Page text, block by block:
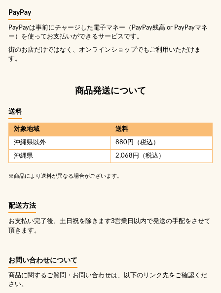
PayPay
PayPayは事前にチャージした電子マネー（PayPay残高 or PayPayマネ
ー）を使ってお支払いができるサービスです。
街のお店だけではなく、オンラインショップでもご利用いただけま
す。
商品発送について
送料
対象地域 送料
沖縄県以外 880円（税込）
沖縄県 2,068円（税込）
※商品により送料が異なる場合がございます。
配送方法
お支払い完了後、土日祝を除きます3営業日以内で発送の手配をさせて
頂きます。
お問い合わせについて
商品に関するご質問・お問い合わせは、以下のリンク先をご確認くだ
さい。